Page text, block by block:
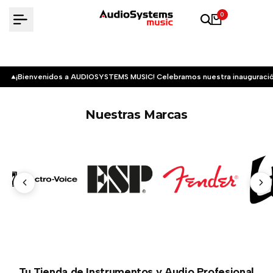
0
¡Bienvenidos a AUDIOSYSTEMS MUSIC! Celebramos nuestra
Nuestras Marcas